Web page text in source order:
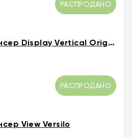
РАСПРОДАНО
Диспенсер Display Vertical Original
РАСПРОДАНО
View Versilo